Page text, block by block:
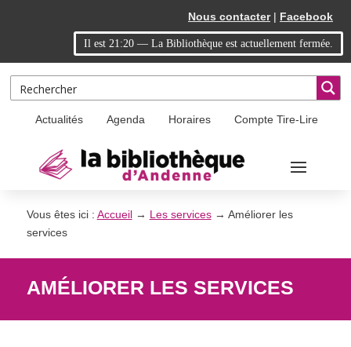
navigation
Nous contacter| Facebook
Il est 21:20 — La Bibliothèque est actuellement fermée.
Actualités Agenda Horaires Compte Tire-Lire
Vous êtes ici : Accueil→ Les services→ Améliorer les
services
AMÉLIORER LES SERVICES